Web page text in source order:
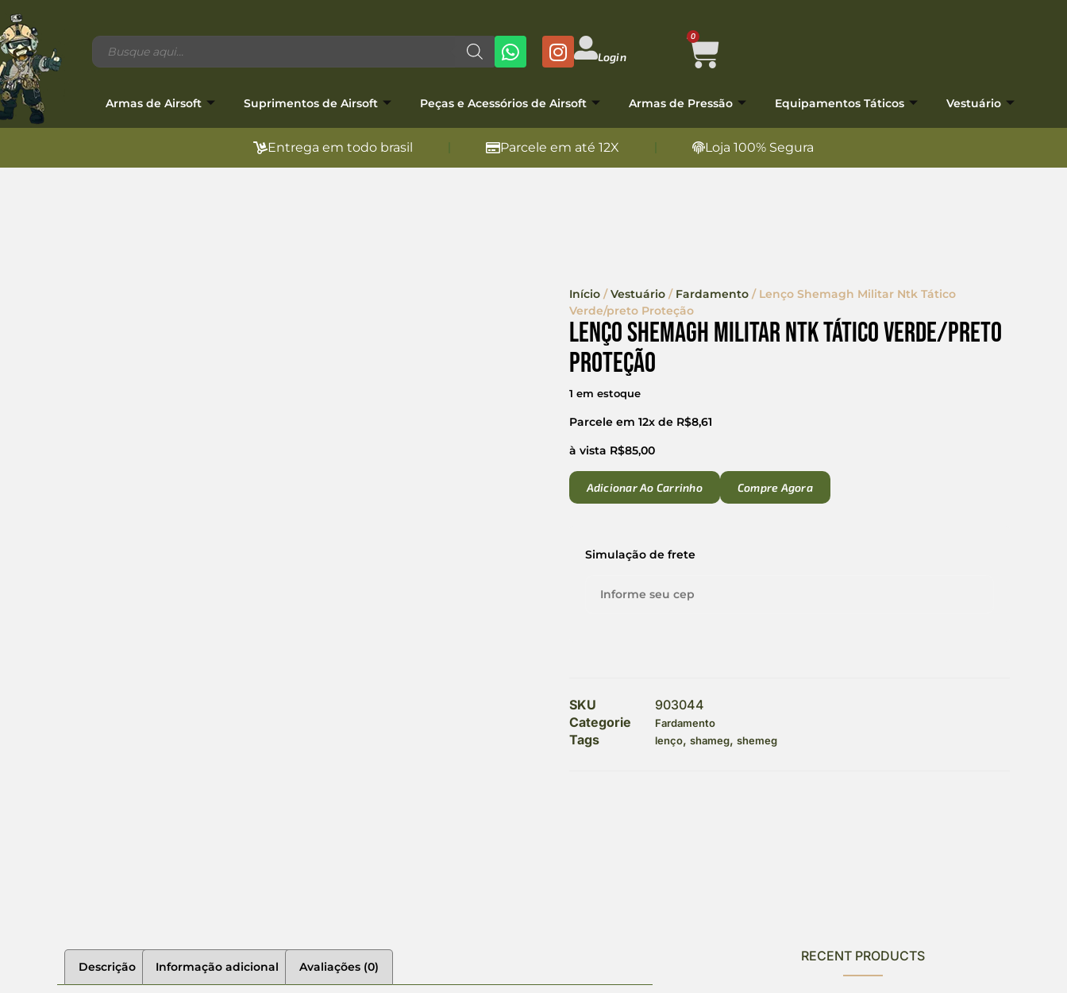
Login
0
Armas de Airsoft Suprimentos de Airsoft Peças e Acessórios de Airsoft Armas de Pressão Equipamentos Táticos Vestuário
Entrega em todo brasil Parcele em até 12X Loja 100% Segura
Início/Vestuário/ Fardamento/ Lenço Shemagh Militar Ntk Tático
Verde/preto Proteção
Lenço Shemagh Militar Ntk Tático Verde/preto
Proteção
1 em estoque
Parcele em 12x de R$8,61
à vista R$85,00
Adicionar Ao Carrinho Compre Agora
Simulação de frete
SKU
903044
Categorie
Fardamento
Tags lenço, shameg, shemeg
Descrição Informação adicional Avaliações (0)
RECENT PRODUCTS